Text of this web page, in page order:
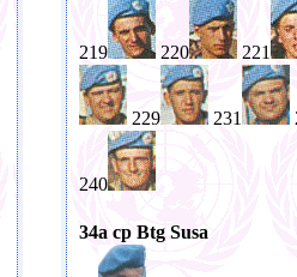
219 220 221
229 231
240
34a cp Btg Susa